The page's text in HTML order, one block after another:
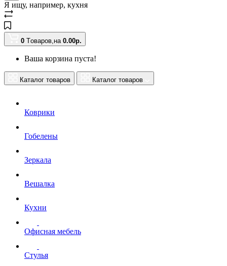
Я ищу, например, кухня
0 Tоваров,на 0.00р.
Ваша корзина пуста!
Каталог товаров Каталог товаров
Коврики
Гобелены
Зеркала
Вешалка
Кухни
Офисная мебель
Стулья